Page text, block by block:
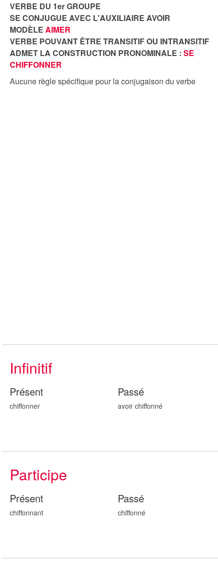
VERBE DU 1er GROUPE
SE CONJUGUE AVEC L'AUXILIAIRE AVOIR
MODÈLE AIMER
VERBE POUVANT ÊTRE TRANSITIF OU INTRANSITIF
ADMET LA CONSTRUCTION PRONOMINALE : SE
CHIFFONNER
Aucune règle spécifique pour la conjugaison du verbe
Infinitif
Présent
chiffonner
Passé
avoir chiffonné
Participe
Présent
chiffonnant
Passé
chiffonné